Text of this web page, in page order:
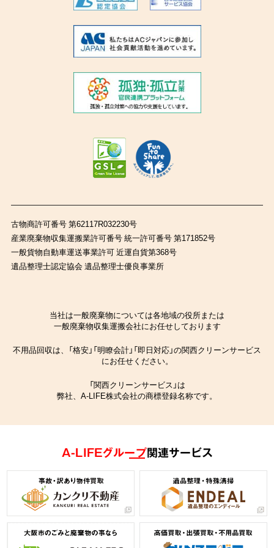
古物商許可番号 第62117R032230号
産業廃棄物収集運搬業許可番号 統一許可番号 第171852号
一般貨物自動車運送事業許可 近運自貨第368号
遺品整理士認定協会 遺品整理士優良事業所
当社は一般廃棄物については各地域の役所または
一般廃棄物収集運搬会社にお任せしております
不用品回収は、「格安」「明瞭会計」「即日対応」の関西クリーンサービス
にお任せください。
「関西クリーンサービス」は
弊社、A-LIFE株式会社の商標登録名称です。
A-LIFEグループ関連サービス